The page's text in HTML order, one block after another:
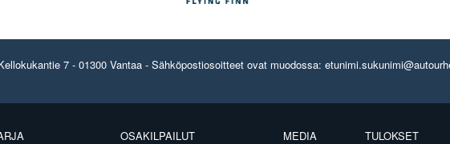
7 - 01300 Vantaa - Sähköpostiosoitteet ovat muodossa:
OSAKILPAILUT
MEDIA
TULOKSET